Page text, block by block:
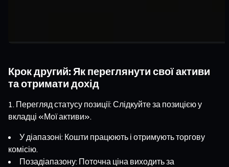
Крок другий: Як переглянути свої активи
та отримати дохід
Перегляд статусу позиції: Слідкуйте за позицією у
вкладці «Мої активи».
У діапазоні: Кошти працюють і отримують торгову
комісію.
Позадіапазону: Поточна ціна виходить за